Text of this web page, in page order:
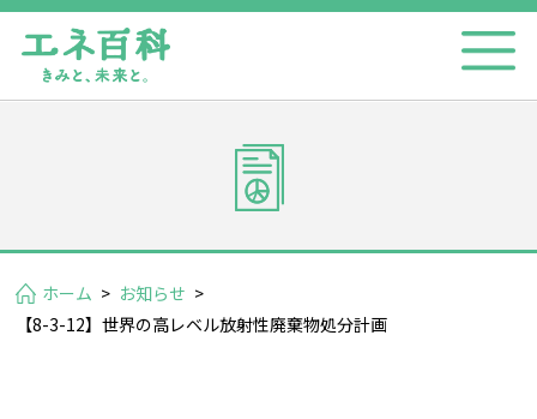
ホーム > お知らせ >
【8-3-12】世界の高レベル放射性廃棄物処分計画